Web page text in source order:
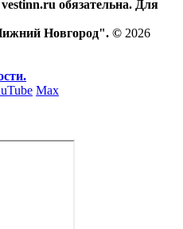
обязательна. Для
Новгород". © 2026
Max